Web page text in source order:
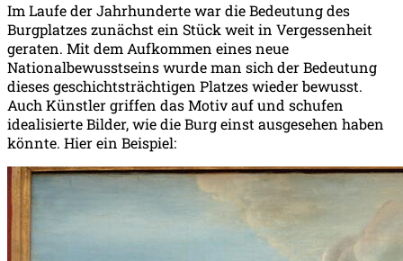
Im Laufe der Jahrhunderte war die Bedeutung des
Burgplatzes zunächst ein Stück weit in Vergessenheit
geraten. Mit dem Aufkommen eines neue
Nationalbewusstseins wurde man sich der Bedeutung
dieses geschichtsträchtigen Platzes wieder bewusst.
Auch Künstler griffen das Motiv auf und schufen
idealisierte Bilder, wie die Burg einst ausgesehen haben
könnte. Hier ein Beispiel: